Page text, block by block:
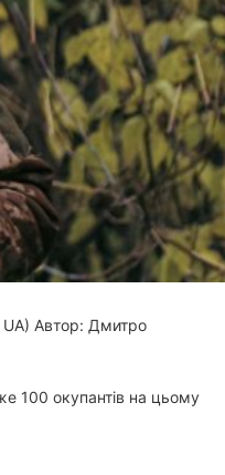
н
я
Автор: Дмитро
100 окупантів на цьому